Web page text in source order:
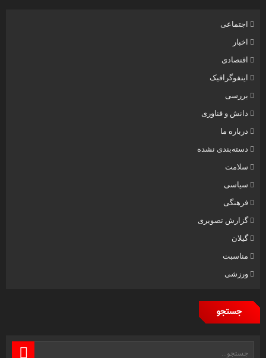
اجتماعی
اخبار
اقتصادی
اینفوگرافیک
بررسی
دانش و فناوری
درباره ما
دسته‌بندی نشده
سلامت
سیاسی
فرهنگی
گزارش تصویری
گیلان
مناسبت
ورزشی
جستجو